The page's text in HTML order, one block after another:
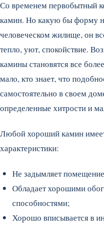
Со временем первобытный
камин. Но какую бы форму
человеческом жилище, он
тепло, уют, спокойствие.
камины становятся все
мало, кто знает, что
самостоятельно в своем
определенные хитрости и
Любой хороший камин
характеристики:
Не задымляет
Обладает хорошими
способностями;
Хорошо вписывается в